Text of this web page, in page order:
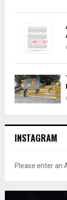
INSTAGRAM
Please enter an